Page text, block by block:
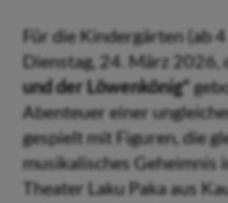
Für die Kindergärten (ab
Dienstag, 24. März 2026,
und der Löwenkönig“
Abenteuer einer
gespielt mit Figuren, die
musikalisches Geheimnis
Theater Laku Paka aus